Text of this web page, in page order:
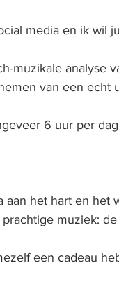
media en ik wil
muzikale analyse
van een echt
6 uur per
aan het hart en
muziek:
een cadeau